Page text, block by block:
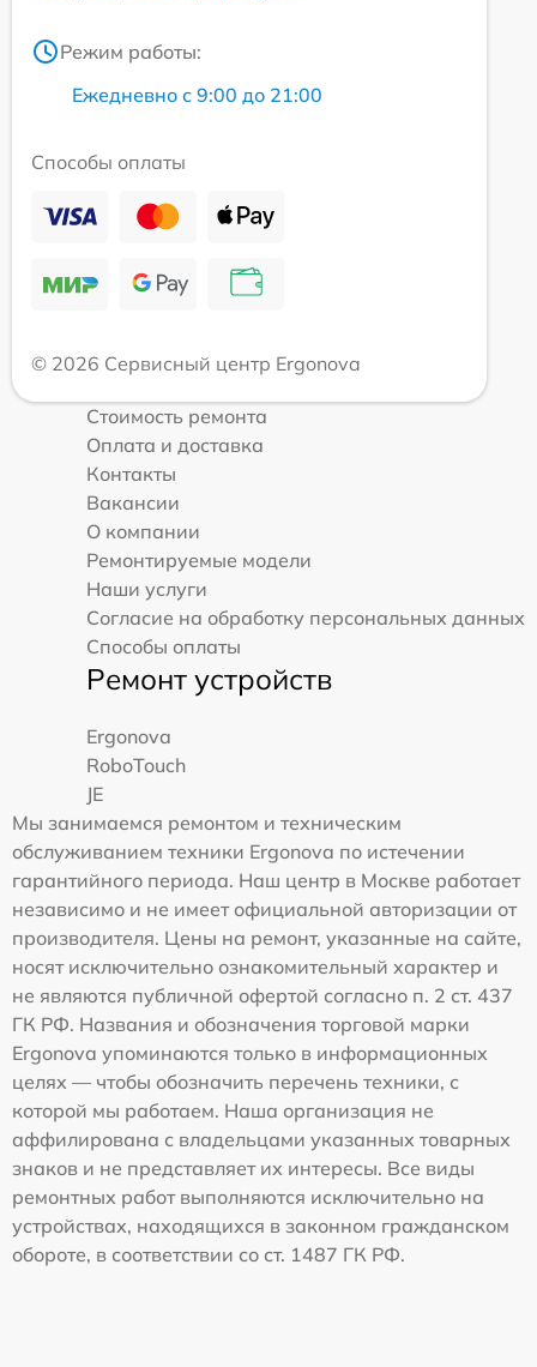
Режим работы:
Ежедневно с 9:00 до 21:00
Способы оплаты
© 2026 Сервисный центр Ergonova
Стоимость ремонта
Оплата и доставка
Контакты
Вакансии
О компании
Ремонтируемые модели
Наши услуги
Согласие на обработку персональных данных
Способы оплаты
Ремонт устройств
Ergonova
RoboTouch
JE
Мы занимаемся ремонтом и техническим
обслуживанием техники Ergonova по истечении
гарантийного периода. Наш центр в Москве работает
независимо и не имеет официальной авторизации от
производителя. Цены на ремонт, указанные на сайте,
носят исключительно ознакомительный характер и
не являются публичной офертой согласно п. 2 ст. 437
ГК РФ. Названия и обозначения торговой марки
Ergonova упоминаются только в информационных
целях — чтобы обозначить перечень техники, с
которой мы работаем. Наша организация не
аффилирована с владельцами указанных товарных
знаков и не представляет их интересы. Все виды
ремонтных работ выполняются исключительно на
устройствах, находящихся в законном гражданском
обороте, в соответствии со ст. 1487 ГК РФ.